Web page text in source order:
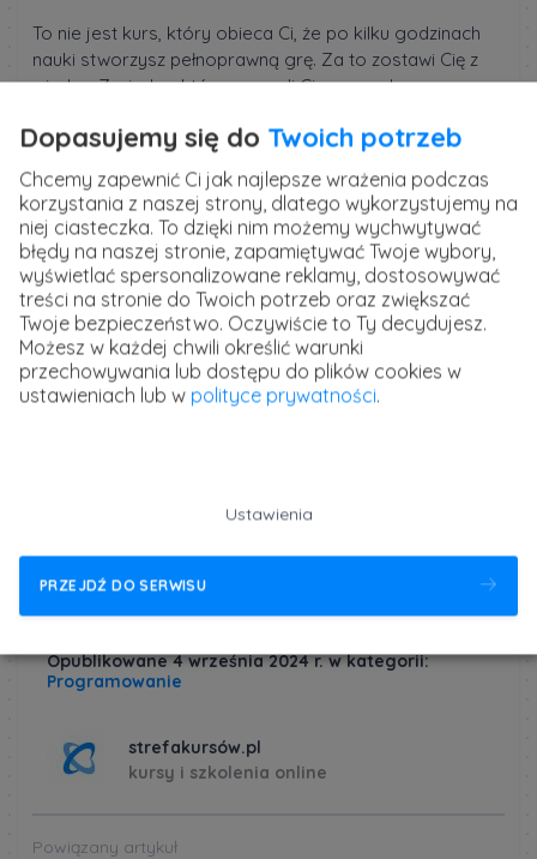
To nie jest kurs, który obieca Ci, że po kilku godzinach
nauki stworzysz pełnoprawną grę. Za to zostawi Cię z
wiedzą. Z wiedzą, która pozwoli Ci naprawdę
tego dowiedzieć? W takim razie do zobaczenia w kursie!
Szkolenie poprowadziRafał Fuchs, Game Developer,
który od lat tworzy i rozwija gry na różne platformy.
Autor kursu zdobywał doświadczenie zarówno w dużych
firmach oraz jako niezależny developer.
Kurs Wprowadzenie do tworzenia gier - jak
wejść do gamedev
Zobacz jak zacząć przygodę z tworzeniem gier i wejść
Opublikowane 4 września 2024 r. w kategorii:
Programowanie
strefakursów.pl
kursy i szkolenia online
Powiązany artykuł
Dopasujemy się do Twoich potrzeb
Chcemy zapewnić Ci jak najlepsze wrażenia podczas
korzystania z naszej strony, dlatego wykorzystujemy na
niej ciasteczka. To dzięki nim możemy wychwytywać
błędy na naszej stronie, zapamiętywać Twoje wybory,
wyświetlać spersonalizowane reklamy, dostosowywać
treści na stronie do Twoich potrzeb oraz zwiększać
Twoje bezpieczeństwo. Oczywiście to Ty decydujesz.
Możesz w każdej chwili określić warunki
przechowywania lub dostępu do plików cookies w
ustawieniach lub w polityce prywatności.
Ustawienia
PRZEJDŹ DO SERWISU